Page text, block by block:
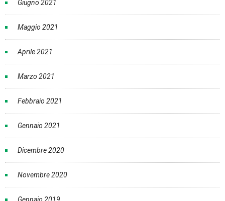
Giugno 2021
Maggio 2021
Aprile 2021
Marzo 2021
Febbraio 2021
Gennaio 2021
Dicembre 2020
Novembre 2020